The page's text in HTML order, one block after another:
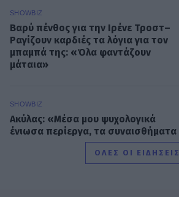
SHOWBIZ
Βαρύ πένθος για την Ιρένε Τροστ–
Ραγίζουν καρδιές τα λόγια για τον
μπαμπά της: «Όλα φαντάζουν
μάταια»
SHOWBIZ
Ακύλας: «Μέσα μου ψυχολογικά
ένιωσα περίεργα, τα συναισθήματα
δεν είναι γρανάζια»
ΟΛΕΣ ΟΙ ΕΙΔΗΣΕΙΣ